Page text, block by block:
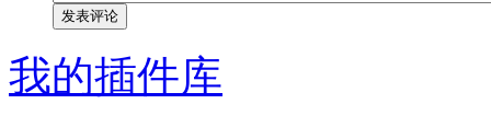
发表评论
我的插件库